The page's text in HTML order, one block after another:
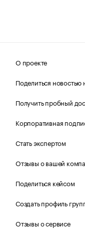
О проекте
Поделиться новостью
Получить пробный
Корпоративная
Стать экспертом
Отзывы о вашей
Поделиться кейсом
Создать профиль
Отзывы о сервисе